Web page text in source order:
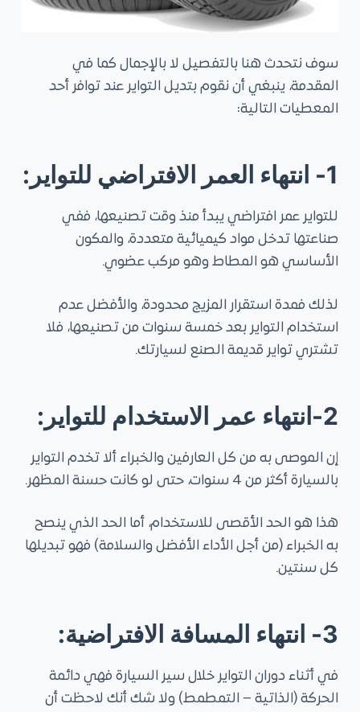
سوف نتحدث هنا بالتفصيل لا بالإجمال كما في
المقدمة، ينبغي أن نقوم بتديل التواير عند توافر أحد
المعطيات التالية:
1- انتهاء العمر الافتراضي للتواير:
للتواير عمر افتراضي يبدأ منذ وقت تصنيعها، ففي
صناعتها تدخل مواد كيميائية متعددة، والمكون
الأساسي هو المطاط وهو مركب عضوي.
لذلك فمدة استقرار المزيج محدودة، والأفضل عدم
استخدام التواير بعد خمسة سنوات من تصنيعها، فلا
تشتري تواير قديمة الصنع لسيارتك.
2-انتهاء عمر الاستخدام للتواير:
إن الموصى به من كل العارفين والخبراء ألا تخدم التواير
بالسيارة أكثر من 4 سنوات، حتى لو كانت حسنة المظهر.
هذا هو الحد الأقصى للاستخدام، أما الحد الذي ينصح
به الخبراء (من أجل الأداء الأفضل والسلامة) فهو تبديلها
كل سنتين.
3- انتهاء المسافة الافتراضية:
في أثناء دوران التواير خلال سير السيارة فهي دائمة
الحركة (الذاتية – التمطمط) ولا شك أنك لاحظت أن